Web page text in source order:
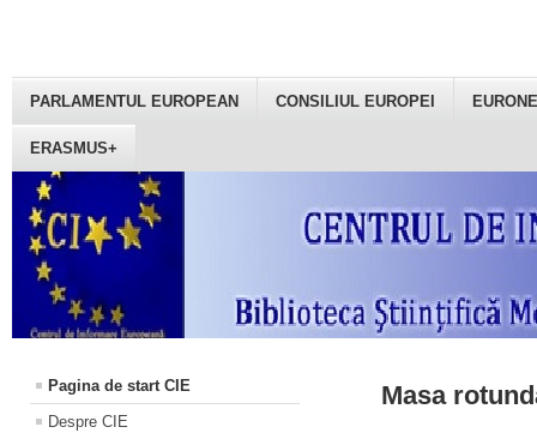
PARLAMENTUL EUROPEAN CONSILIUL EUROPEI
ERASMUS+
Pagina de start CIE
Despre CIE
Masa